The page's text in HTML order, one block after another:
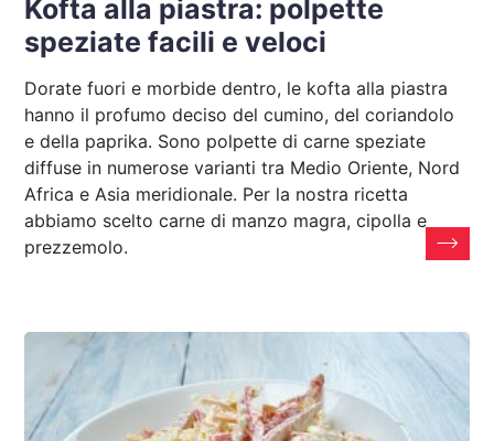
Kofta alla piastra: polpette
speziate facili e veloci
Dorate fuori e morbide dentro, le kofta alla piastra
hanno il profumo deciso del cumino, del coriandolo
e della paprika. Sono polpette di carne speziate
diffuse in numerose varianti tra Medio Oriente, Nord
Africa e Asia meridionale. Per la nostra ricetta
abbiamo scelto carne di manzo magra, cipolla e
prezzemolo.